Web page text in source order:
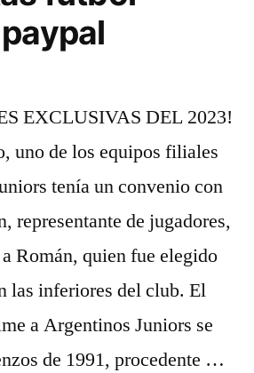
EXCLUSIVAS DEL 2023!
uno de los equipos filiales
tenía un convenio con
representante de jugadores,
Román, quien fue elegido
las inferiores del club. El
a Argentinos Juniors se
de 1991, procedente …